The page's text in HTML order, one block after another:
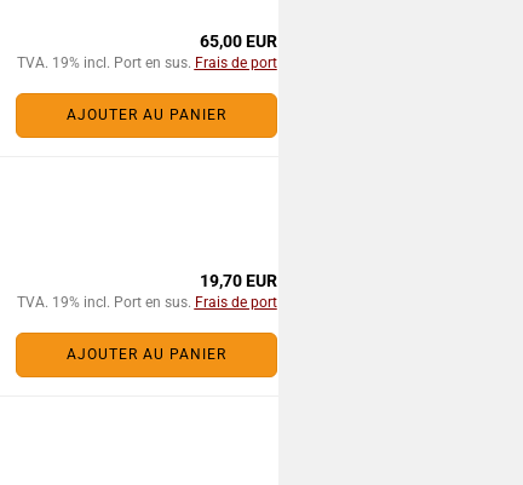
65,00 EUR
TVA. 19% incl. Port en sus. Frais de port
AJOUTER AU PANIER
19,70 EUR
TVA. 19% incl. Port en sus. Frais de port
AJOUTER AU PANIER